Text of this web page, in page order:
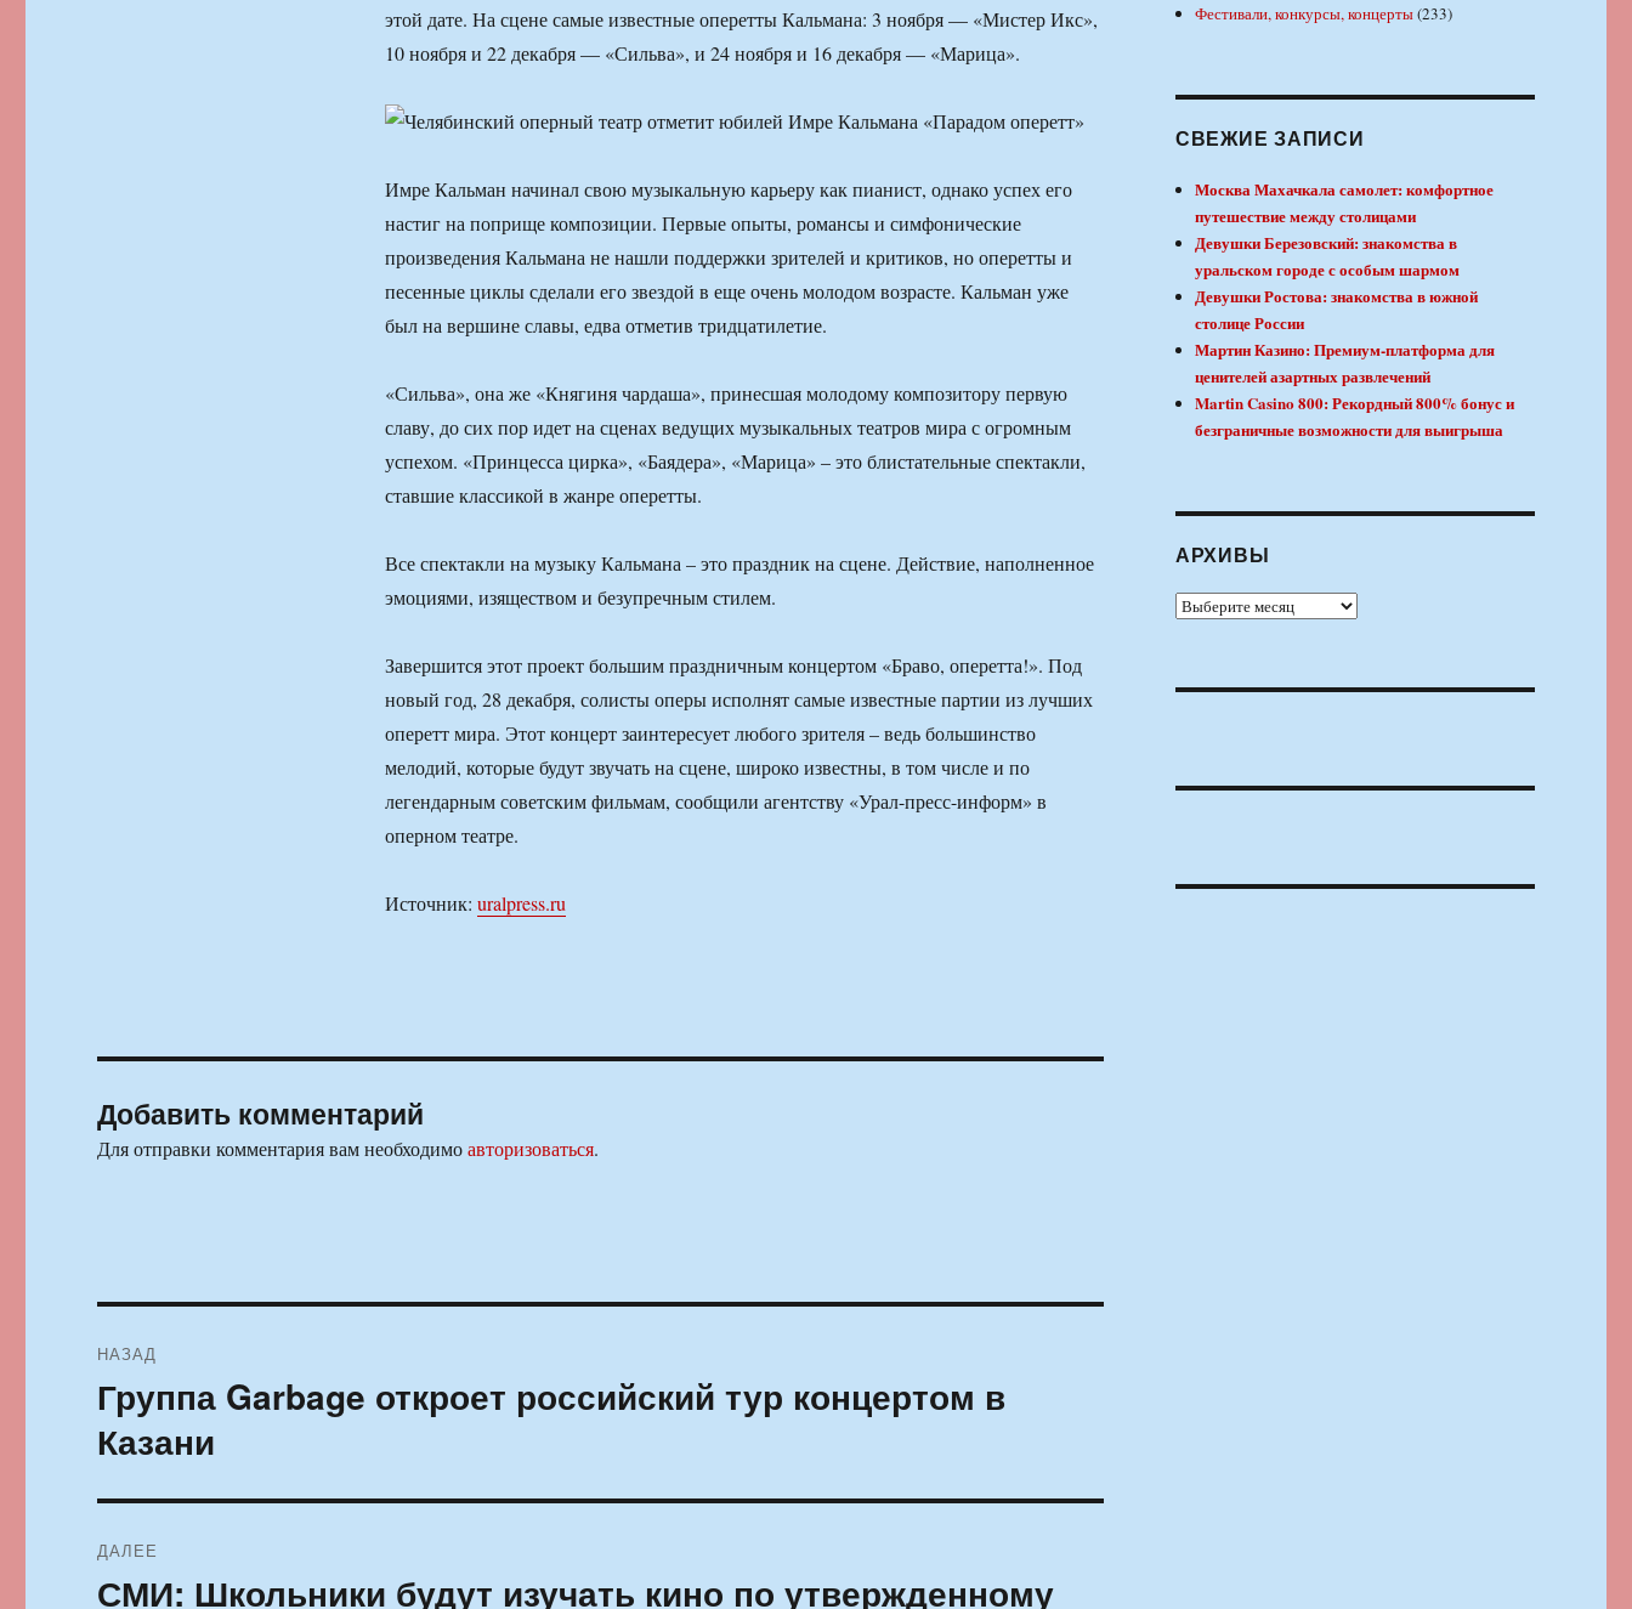
этой дате. На сцене самые известные оперетты Кальмана: 3 ноября — «Мистер Икс»,
10 ноября и 22 декабря — «Сильва», и 24 ноября и 16 декабря — «Марица».
Имре Кальман начинал свою музыкальную карьеру как пианист, однако успех его
настиг на поприще композиции. Первые опыты, романсы и симфонические
произведения Кальмана не нашли поддержки зрителей и критиков, но оперетты и
песенные циклы сделали его звездой в еще очень молодом возрасте. Кальман уже
был на вершине славы, едва отметив тридцатилетие.
«Сильва», она же «Княгиня чардаша», принесшая молодому композитору первую
славу, до сих пор идет на сценах ведущих музыкальных театров мира с огромным
успехом. «Принцесса цирка», «Баядера», «Марица» – это блистательные спектакли,
ставшие классикой в жанре оперетты.
Все спектакли на музыку Кальмана – это праздник на сцене. Действие, наполненное
эмоциями, изяществом и безупречным стилем.
Завершится этот проект большим праздничным концертом «Браво, оперетта!». Под
новый год, 28 декабря, солисты оперы исполнят самые известные партии из лучших
оперетт мира. Этот концерт заинтересует любого зрителя – ведь большинство
мелодий, которые будут звучать на сцене, широко известны, в том числе и по
легендарным советским фильмам, сообщили агентству «Урал-пресс-информ» в
оперном театре.
Источник: uralpress.ru
Добавить комментарий
Для отправки комментария вам необходимоавторизоваться.
по
записям
НАЗАД
Предыдущая
запись:
Группа Garbage откроет российский тур концертом в
Казани
ДАЛЕЕ
Следующая
СМИ: Школьники будут изучать кино по утвержденному
Фестивали, конкурсы, концерты(233)
СВЕЖИЕ ЗАПИСИ
Москва Махачкала самолет: комфортное
путешествие между столицами
Девушки Березовский: знакомства в
уральском городе с особым шармом
Девушки Ростова: знакомства в южной
столице России
Мартин Казино: Премиум-платформа для
ценителей азартных развлечений
Martin Casino 800: Рекордный 800% бонус и
безграничные возможности для выигрыша
АРХИВЫ
Архивы